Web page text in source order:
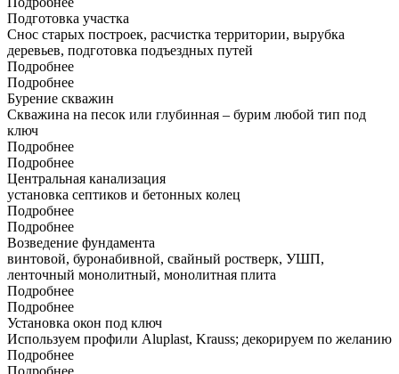
Подготовка участка
Снос старых построек, расчистка территории, вырубка
деревьев, подготовка подъездных путей
Подробнее
Подробнее
Бурение скважин
Скважина на песок или глубинная – бурим любой тип под
ключ
Подробнее
Подробнее
Центральная канализация
установка септиков и бетонных колец
Подробнее
Подробнее
Возведение фундамента
винтовой, буронабивной, свайный ростверк, УШП,
ленточный монолитный, монолитная плита
Подробнее
Подробнее
Установка окон под ключ
Используем профили Aluplast, Krauss; декорируем по желанию
Подробнее